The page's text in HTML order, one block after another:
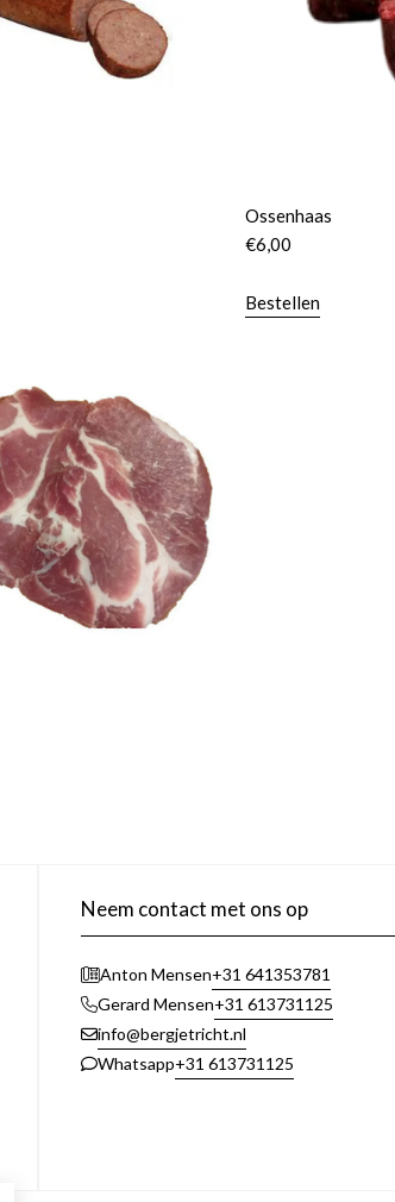
Ossenhaas
€6,00
Bestellen
Neem contact met ons op
Anton Mensen+31 641353781
Gerard Mensen+31 613731125
info@bergjetricht.nl
Whatsapp+31 613731125